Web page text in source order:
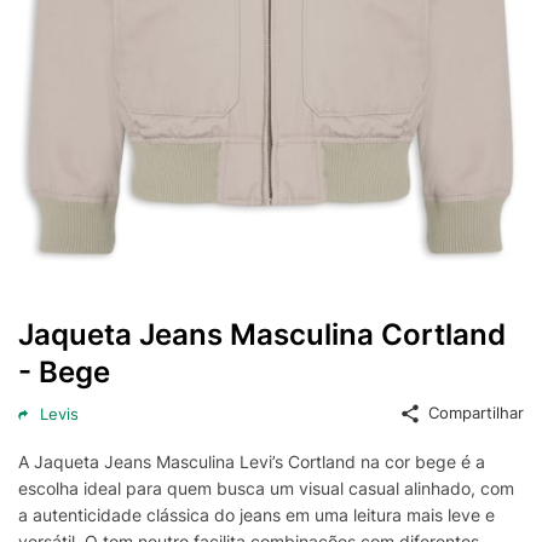
Jaqueta Jeans Masculina Cortland
- Bege
Levis Compartilhar
A Jaqueta Jeans Masculina Levi’s Cortland na cor bege é a
escolha ideal para quem busca um visual casual alinhado, com
a autenticidade clássica do jeans em uma leitura mais leve e